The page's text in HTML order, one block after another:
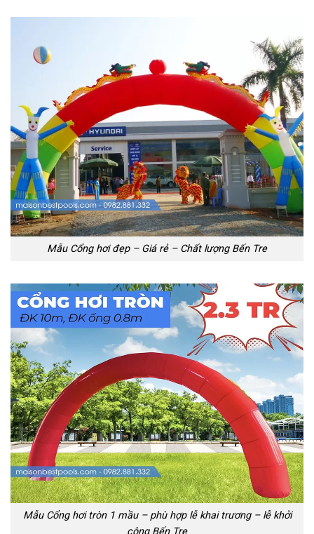
Mẫu Cổng hơi đẹp – Giá rẻ – Chất lượng Bến Tre
Mẫu Cổng hơi tròn 1 mầu – phù hợp lễ khai trương – lễ khởi